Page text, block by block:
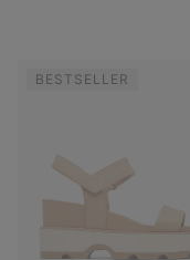
BESTSELLER